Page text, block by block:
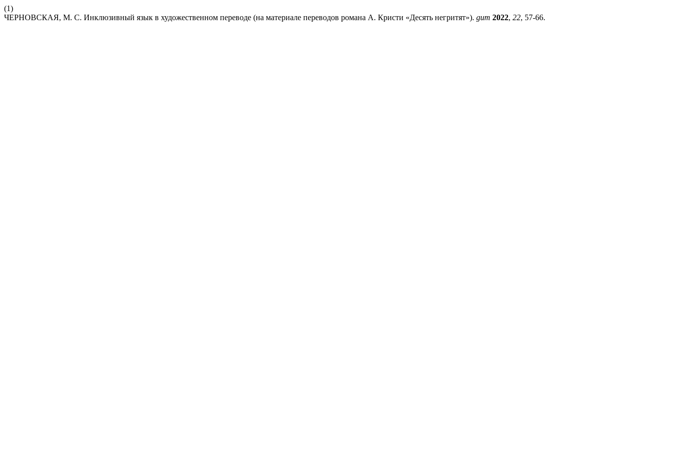
(1)
ЧЕРНОВСКАЯ, М. С. Инклюзивный язык в художественном переводе (на материале переводов романа А. Кристи «Десять негритят»). gum 2022, 22, 57-66.